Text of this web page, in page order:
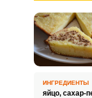
ИНГРЕДИЕНТЫ
яйцо, сахар-